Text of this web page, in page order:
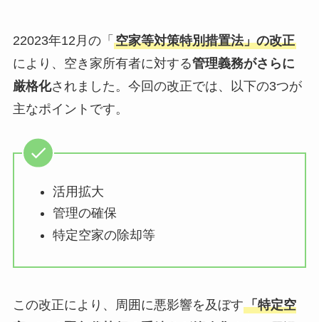
22023年12月の「 空家等対策特別措置法」の改正
により、空き家所有者に対する管理義務がさらに
厳格化されました。今回の改正では、以下の3つが
主なポイントです。
活用拡大
管理の確保
特定空家の除却等
この改正により、周囲に悪影響を及ぼす「特定空